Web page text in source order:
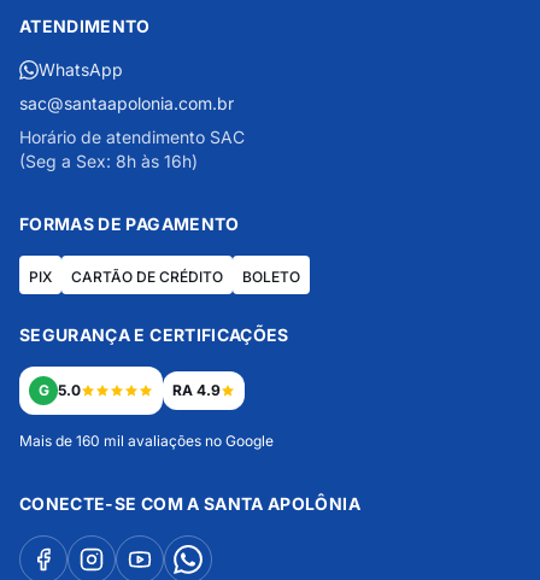
ATENDIMENTO
WhatsApp
sac@santaapolonia.com.br
Horário de atendimento SAC
(Seg a Sex: 8h às 16h)
FORMAS DE PAGAMENTO
PIX CARTÃO DE CRÉDITO BOLETO
SEGURANÇA E CERTIFICAÇÕES
G 5.0 RA 4.9
Mais de 160 mil avaliações no Google
CONECTE-SE COM A SANTA APOLÔNIA